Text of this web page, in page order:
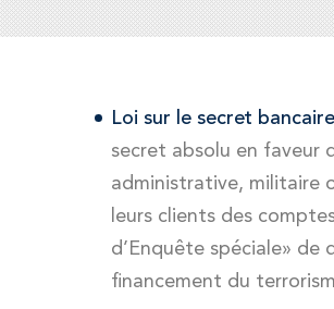
Loi sur le secret
secret absolu en faveur
administrative, militaire
leurs clients des
d’Enquête spéciale» de
financement du